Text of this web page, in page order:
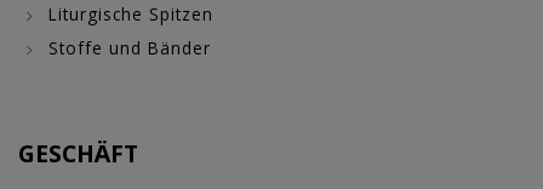
Liturgische Spitzen
Stoffe und Bänder
GESCHÄFT